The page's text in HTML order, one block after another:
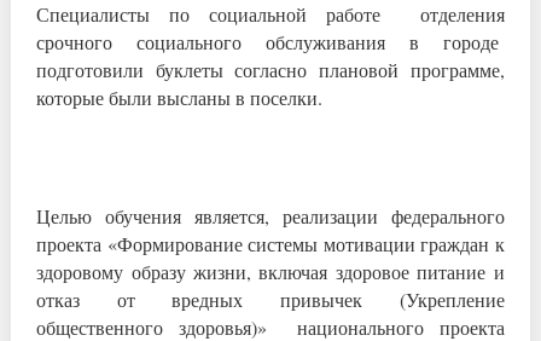
Специалисты по социальной работе отделения
срочного социального обслуживания в городе
подготовили буклеты согласно плановой программе,
которые были высланы в поселки.
Целью обучения является, реализации федерального
проекта «Формирование системы мотивации граждан к
здоровому образу жизни, включая здоровое питание и
отказ от вредных привычек (Укрепление
общественного здоровья)» национального проекта